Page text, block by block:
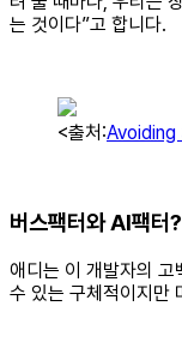
는 것이다”고 합니다.
<출처:
버스팩터와 AI팩터?
애디는 이 개발자의
수 있는 구체적이지만